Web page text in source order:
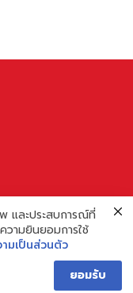
รื่องกิน ไม่ว่าจะเป็น
เพื่อผู้ประกอบการ ที่
พ และประสบการณ์ที่
วามยินยอมการใช้
มเป็นส่วนตัว
ยอมรับ